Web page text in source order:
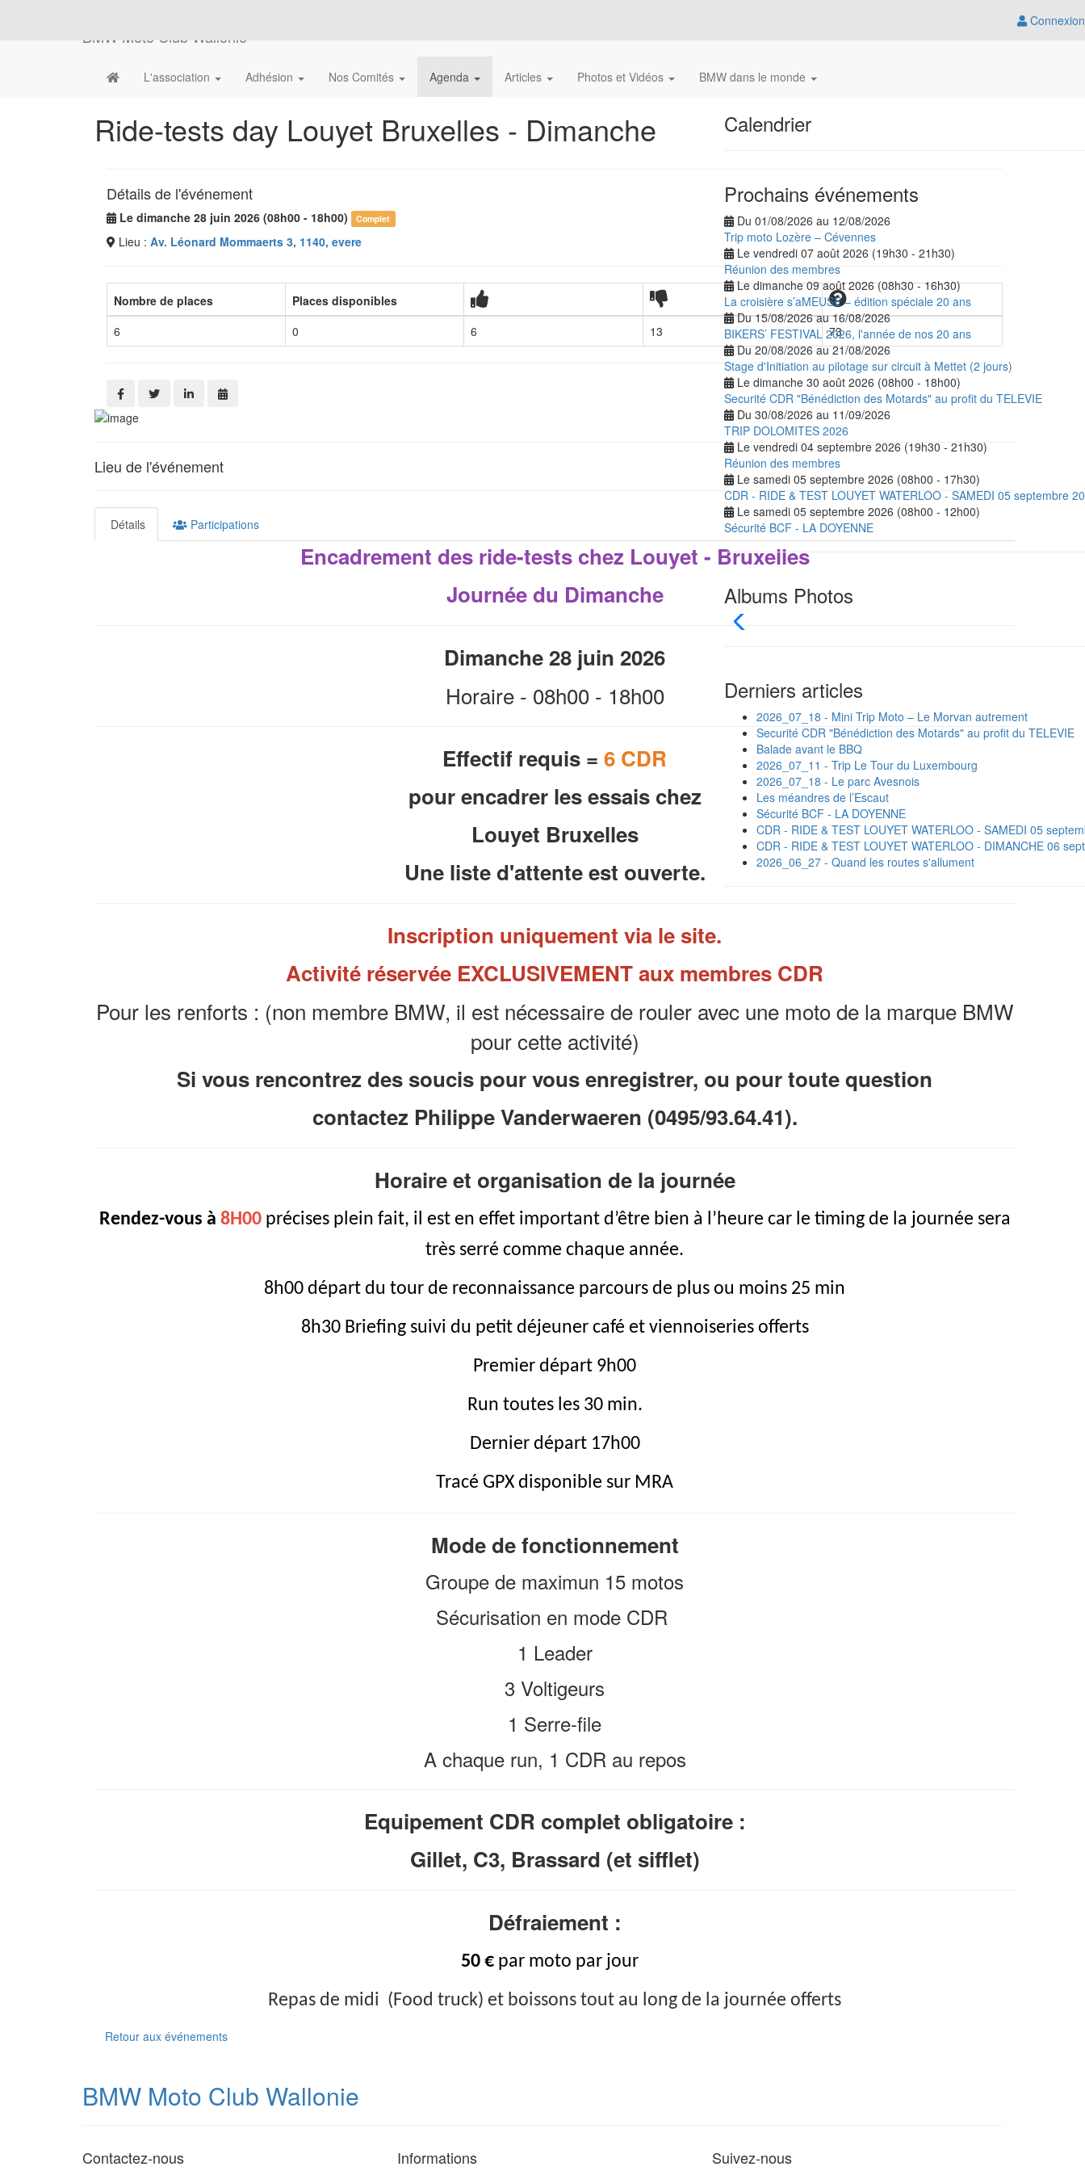
Connexion
BMW Moto Club Wallonie
L'association Adhésion Nos Comités Agenda Articles Photos et Vidéos BMW dans le monde
Ride-tests day Louyet Bruxelles - Dimanche
Détails de l'événement
Le dimanche 28 juin 2026 (08h00 - 18h00) Complet
Lieu : Av. Léonard Mommaerts 3, 1140, evere
Nombre de places
Places disponibles
6
0 6 13 73
Lieu de l'événement
Détails Participations
Encadrement des ride-tests chez Louyet - Bruxelles
Journée du Dimanche
Dimanche 28 juin 2026
Horaire - 08h00 - 18h00
Effectif requis = 6 CDR
pour encadrer les essais chez
Louyet Bruxelles
Une liste d'attente est ouverte.
Inscription uniquement via le site.
Activité réservée EXCLUSIVEMENT aux membres CDR
Pour les renforts : (non membre BMW, il est nécessaire de rouler avec une moto de la marque BMW
pour cette activité)
Si vous rencontrez des soucis pour vous enregistrer, ou pour toute question
contactez Philippe Vanderwaeren (0495/93.64.41).
Horaire et organisation de la journée
Rendez-vous à 8H00 précises plein fait, il est en effet important d’être bien à l’heure car le timing de la journée sera
très serré comme chaque année.
8h00 départ du tour de reconnaissance parcours de plus ou moins 25 min
8h30 Briefing suivi du petit déjeuner café et viennoiseries offerts
Premier départ 9h00
Run toutes les 30 min.
Dernier départ 17h00
Tracé GPX disponible sur MRA
Mode de fonctionnement
Groupe de maximun 15 motos
Sécurisation en mode CDR
1 Leader
3 Voltigeurs
1 Serre-file
A chaque run, 1 CDR au repos
Equipement CDR complet obligatoire :
Gillet, C3, Brassard (et sifflet)
Défraiement :
50 € par moto par jour
Repas de midi (Food truck) et boissons tout au long de la journée offerts
Retour aux événements
Calendrier
Prochains événements
Du 01/08/2026 au 12/08/2026
Trip moto Lozère – Cévennes
Le vendredi 07 août 2026 (19h30 - 21h30)
Réunion des membres
Le dimanche 09 août 2026 (08h30 - 16h30)
La croisière s’aMEUSE – édition spéciale 20 ans
Du 15/08/2026 au 16/08/2026
BIKERS’ FESTIVAL 2026, l'année de nos 20 ans
Du 20/08/2026 au 21/08/2026
Stage d'Initiation au pilotage sur circuit à Mettet (2 jours)
Le dimanche 30 août 2026 (08h00 - 18h00)
Securité CDR "Bénédiction des Motards" au profit du TELEVIE
Du 30/08/2026 au 11/09/2026
TRIP DOLOMITES 2026
Le vendredi 04 septembre 2026 (19h30 - 21h30)
Réunion des membres
Le samedi 05 septembre 2026 (08h00 - 17h30)
CDR - RIDE & TEST LOUYET WATERLOO - SAMEDI 05 septembre
Le samedi 05 septembre 2026 (08h00 - 12h00)
Sécurité BCF - LA DOYENNE
Albums Photos
Derniers articles
2026_07_18 - Mini Trip Moto – Le Morvan autrement
Securité CDR "Bénédiction des Motards" au profit du TELEVIE
Balade avant le BBQ
2026_07_11 - Trip Le Tour du Luxembourg
2026_07_18 - Le parc Avesnois
Les méandres de l’Escaut
Sécurité BCF - LA DOYENNE
CDR - RIDE & TEST LOUYET WATERLOO - SAMEDI 05
CDR - RIDE & TEST LOUYET WATERLOO - DIMANCHE 06
2026_06_27 - Quand les routes s'allument
BMW Moto Club Wallonie
Contactez-nous Informations Suivez-nous